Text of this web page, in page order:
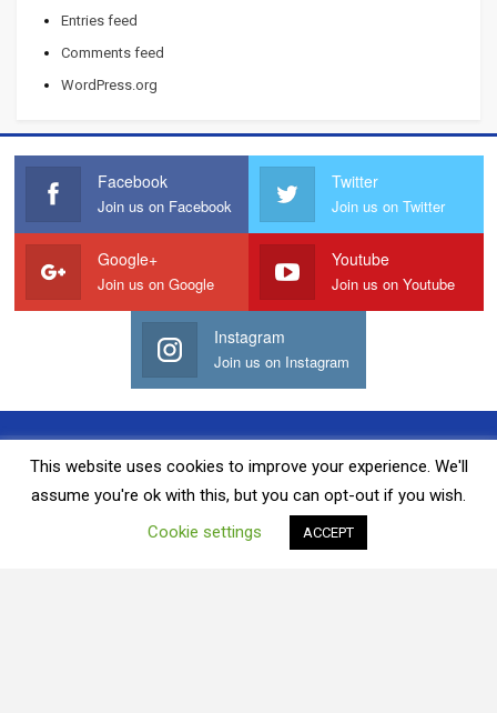
Entries feed
Comments feed
WordPress.org
Facebook
Join us on Facebook
Twitter
Join us on Twitter
Google+
Join us on Google
Youtube
Join us on Youtube
Instagram
Join us on Instagram
Quảng Cáo Với Chúng Tôi Liên Hệ Chúng Tôi
Chính Sách Bảo Mật
This website uses cookies to improve your experience. We'll
assume you're ok with this, but you can opt-out if you wish.
Cookie settings
ACCEPT